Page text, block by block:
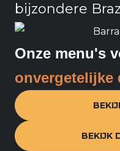
bijzondere
Onze menu's
onvergetelijke
BEKIJK